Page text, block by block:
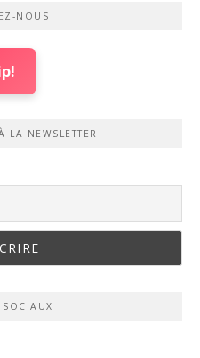
NOUS
LA NEWSLETTER
SOCIAUX